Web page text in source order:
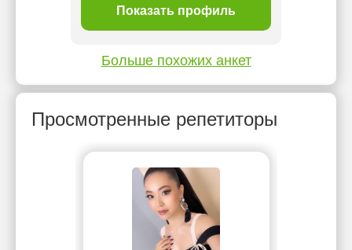
Показать профиль
Больше похожих анкет
Просмотренные репетиторы